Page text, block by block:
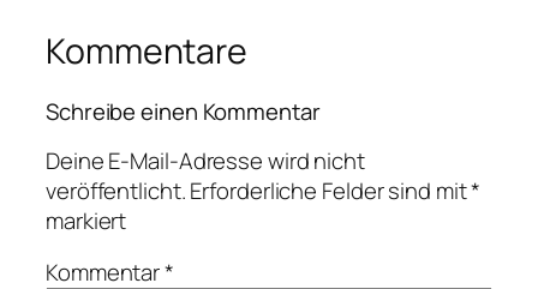
Kommentare
Schreibe einen Kommentar
Deine E-Mail-Adresse wird nicht
veröffentlicht.Erforderliche Felder sind mit*
markiert
Kommentar*